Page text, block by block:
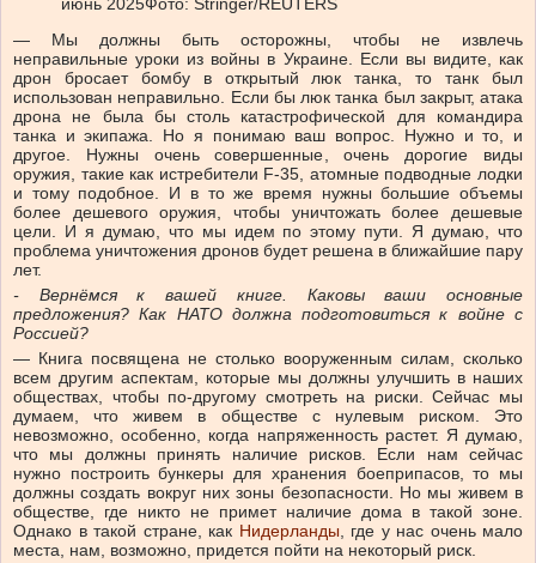
— Мы должны быть осторожны, чтобы не извлечь
неправильные уроки из войны в Украине. Если вы видите, как
дрон бросает бомбу в открытый люк танка, то танк был
использован неправильно. Если бы люк танка был закрыт, атака
дрона не была бы столь катастрофической для командира
танка и экипажа. Но я понимаю ваш вопрос. Нужно и то, и
другое. Нужны очень совершенные, очень дорогие виды
оружия, такие как истребители F-35, атомные подводные лодки
и тому подобное. И в то же время нужны большие объемы
более дешевого оружия, чтобы уничтожать более дешевые
цели. И я думаю, что мы идем по этому пути. Я думаю, что
проблема уничтожения дронов будет решена в ближайшие пару
лет.
- Вернёмся к вашей книге. Каковы ваши основные
предложения? Как НАТО должна подготовиться к войне с
Россией?
— Книга посвящена не столько вооруженным силам, сколько
всем другим аспектам, которые мы должны улучшить в наших
обществах, чтобы по-другому смотреть на риски. Сейчас мы
думаем, что живем в обществе с нулевым риском. Это
невозможно, особенно, когда напряженность растет. Я думаю,
что мы должны принять наличие рисков. Если нам сейчас
нужно построить бункеры для хранения боеприпасов, то мы
должны создать вокруг них зоны безопасности. Но мы живем в
обществе, где никто не примет наличие дома в такой зоне.
Однако в такой стране, как Нидерланды, где у нас очень мало
места, нам, возможно, придется пойти на некоторый риск.